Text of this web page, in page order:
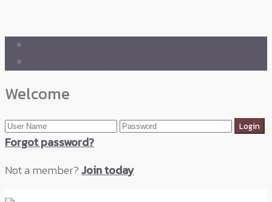
Welcome
Forgot password?
Not a member?Join today